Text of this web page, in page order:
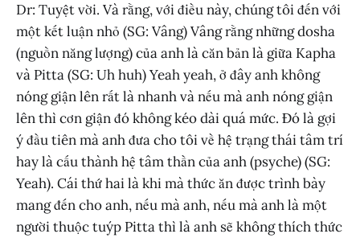
Dr: Tuyệt vời. Và rằng, với điều này, chúng tôi đến với
một kết luận nhỏ (SG: Vâng) Vâng rằng những dosha
(nguồn năng lượng) của anh là căn bản là giữa Kapha
và Pitta (SG: Uh huh) Yeah yeah, ở đây anh không
nóng giận lên rất là nhanh và nếu mà anh nóng giận
lên thì cơn giận đó không kéo dài quá mức. Đó là gợi
ý đầu tiên mà anh đưa cho tôi về hệ trạng thái tâm trí
hay là cấu thành hệ tâm thần của anh (psyche) (SG:
Yeah). Cái thứ hai là khi mà thức ăn được trình bày
mang đến cho anh, nếu mà anh, nếu mà anh là một
người thuộc tuýp Pitta thì là anh sẽ không thích thức